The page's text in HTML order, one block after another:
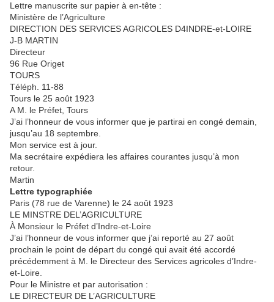
Lettre manuscrite sur papier à en-tête :
Ministère de l’Agriculture
DIRECTION DES SERVICES AGRICOLES D4INDRE-et-LOIRE
J-B MARTIN
Directeur
96 Rue Origet
TOURS
Téléph. 11-88
Tours le 25 août 1923
A M. le Préfet, Tours
J’ai l’honneur de vous informer que je partirai en congé demain,
jusqu’au 18 septembre.
Mon service est à jour.
Ma secrétaire expédiera les affaires courantes jusqu’à mon
retour.
Martin
Lettre typographiée
Paris (78 rue de Varenne) le 24 août 1923
LE MINSTRE DEL’AGRICULTURE
À Monsieur le Préfet d’Indre-et-Loire
J’ai l’honneur de vous informer que j’ai reporté au 27 août
prochain le point de départ du congé qui avait été accordé
précédemment à M. le Directeur des Services agricoles d’Indre-
et-Loire.
Pour le Ministre et par autorisation :
LE DIRECTEUR DE L’AGRICULTURE